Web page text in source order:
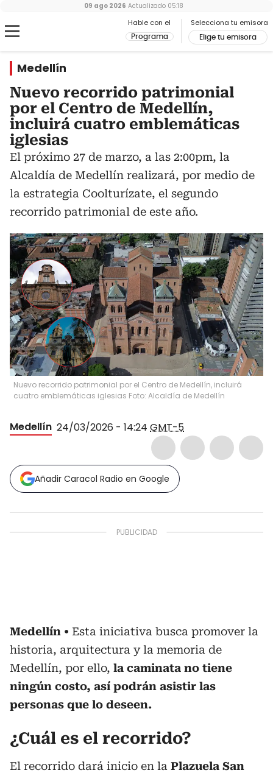
Hable con el
Programa
Selecciona tu emisora
Elige tu emisora
09 ago 2026 Actualizado 05:18
Medellín
Nuevo recorrido patrimonial
por el Centro de Medellín,
incluirá cuatro emblemáticas
iglesias
El próximo 27 de marzo, a las 2:00pm, la
Alcaldía de Medellín realizará, por medio de
la estrategia Coolturízate, el segundo
recorrido patrimonial de este año.
Nuevo recorrido patrimonial por el Centro de Medellín, incluirá
cuatro emblemáticas iglesias Foto: Alcaldía de Medellín
Medellín 24/03/2026 - 14:24 GMT-5
Añadir Caracol Radio en Google
Medellín
Esta iniciativa busca promover la
historia, arquitectura y la memoria de
Medellín, por ello, la caminata no tiene
ningún costo, así podrán asistir las
personas que lo deseen.
¿Cuál es el recorrido?
El recorrido dará inicio en la Plazuela San